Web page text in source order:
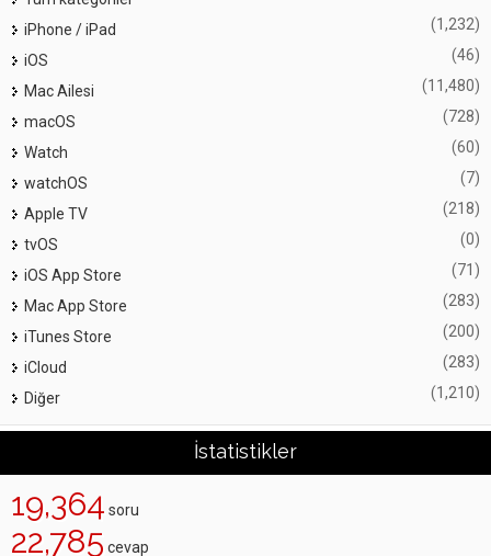
iPhone / iPad
(1,232)
iOS (46)
Mac Ailesi (11,480)
macOS (728)
Watch (60)
watchOS (7)
Apple TV (218)
tvOS (0)
iOS App Store (71)
Mac App Store (283)
iTunes Store (200)
iCloud (283)
Diğer (1,210)
İstatistikler
19,364 soru
22,785 cevap